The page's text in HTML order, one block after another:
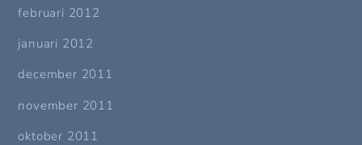
februari 2012
januari 2012
december 2011
november 2011
oktober 2011